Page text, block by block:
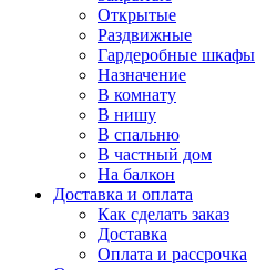
Открытые
Раздвижные
Гардеробные шкафы
Назначение
В комнату
В нишу
В спальню
В частный дом
На балкон
Доставка и оплата
Как сделать заказ
Доставка
Оплата и рассрочка